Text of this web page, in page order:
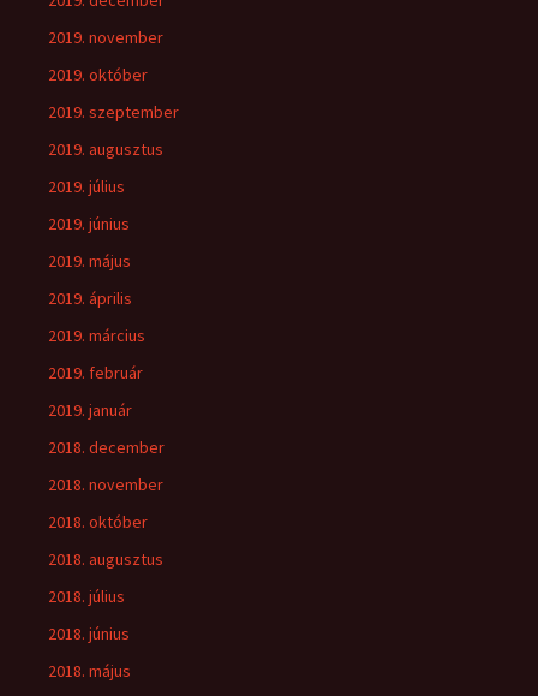
2019. november
2019. október
2019. szeptember
2019. augusztus
2019. július
2019. június
2019. május
2019. április
2019. március
2019. február
2019. január
2018. december
2018. november
2018. október
2018. augusztus
2018. július
2018. június
2018. május